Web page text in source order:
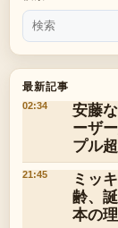
最新記事
02:34
安藤
ーザ
プル
21:45
ミッ
齢、
本の